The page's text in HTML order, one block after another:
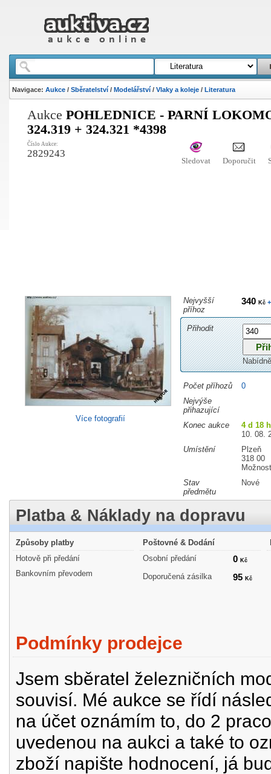
Navigace: Aukce/ Sběratelství/ Modelářství/ Vlaky a koleje/ Literatura
Aukce POHLEDNICE - PARNÍ
324.319 + 324.321 *4398
Číslo Aukce:
2829243
Sledovat Doporučit
Více fotografií
Nejvyšší
příhoz
340 Kč+
Přihodit
Počet příhozů
0
Nejvýše
přihazující
Konec aukce
4 d 18
10. 08.
Umístění
Plzeň
318 00
Stav
předmětu
Nové
Platba & Náklady na dopravu
Způsoby platby
Hotově při předání
Bankovním převodem
Poštovné & Dodání
Osobní předání
0 Kč
Doporučená zásilka 95 Kč
Podmínky prodejce
Jsem sběratel železničních
souvisí. Mé aukce se řídí
na účet oznámím to, do 2
uvedenou na aukci a také to
zboží napište hodnocení, já